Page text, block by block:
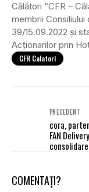
Călători “CFR –
membrii Consiliului
39/15.09.2022 și
Acționarilor prin
CFR Calatori
PRECEDENT
cora,
FAN
COMENTAȚI?